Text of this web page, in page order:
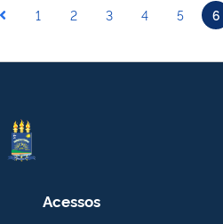
1 2 3 4 5 6
Acessos